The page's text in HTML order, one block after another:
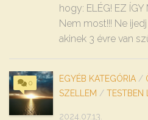
hogy: ELÉG! EZ
Nem most!!! Ne
akinek 3 évre van
0 EGYÉB KATEGÓRIA /
SZELLEM / TESTBEN
2024.07.13.